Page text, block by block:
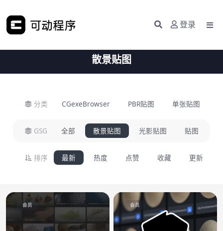
登录
散景贴图
分类 CGexeBrowser PBR贴图 单张贴图
GSG 全部 散景贴图 光影贴图 贴图
排序 最新 热度 点赞 收藏 更新
会员 会员